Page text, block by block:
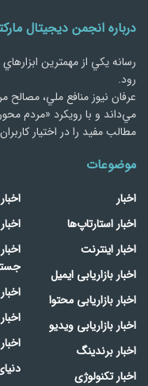
درباره انجمن دیجیتال
رسانه يكي از مهمترین
رود.
عرفان نیوز منافع ملي، مصالح
مي‌داند و با رويكرد «مردم‌
مطالب مفید را در اختیار
موضوعات
اخبار
اخبار استارتاپ‌ها
اخبار اینترنت
اخبار بازاریابی ایمیل
اخبار بازاریابی محتوا
اخبار بازاریابی ویدیو
اخبار برندینگ
اخبار تکنولوژی